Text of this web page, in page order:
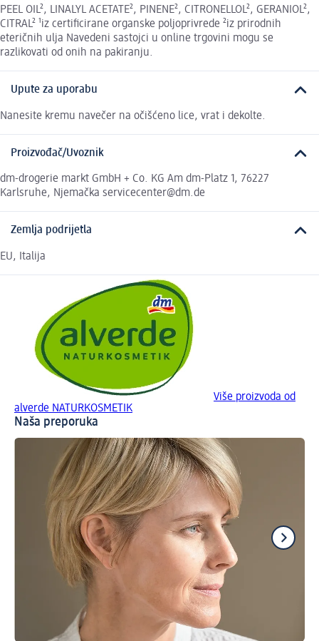
PEEL OIL², LINALYL ACETATE², PINENE², CITRONELLOL², GERANIOL²,
CITRAL² ¹iz certificirane organske poljoprivrede ²iz prirodnih
eteričnih ulja Navedeni sastojci u online trgovini mogu se
razlikovati od onih na pakiranju.
Upute za uporabu
Nanesite kremu navečer na očišćeno lice, vrat i dekolte.
Proizvođač/Uvoznik
dm-drogerie markt GmbH + Co. KG Am dm-Platz 1, 76227
Karlsruhe, Njemačka servicecenter@dm.de
Zemlja podrijetla
EU, Italija
Više proizvoda od
alverde NATURKOSMETIK
Naša preporuka